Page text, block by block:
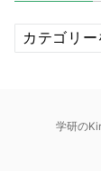
カ
テ
学研の